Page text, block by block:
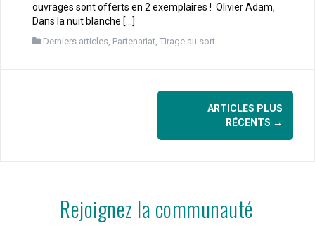
ouvrages sont offerts en 2 exemplaires ! Olivier Adam,
Dans la nuit blanche […]
Derniers articles Partenariat Tirage au sort
ARTICLES PLUS
RÉCENTS →
Rejoignez la communauté